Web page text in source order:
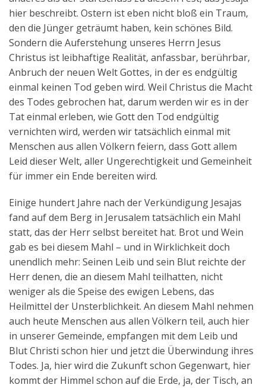
hier beschreibt. Ostern ist eben nicht bloß ein Traum,
den die Jünger geträumt haben, kein schönes Bild.
Sondern die Auferstehung unseres Herrn Jesus
Christus ist leibhaftige Realität, anfassbar, berührbar,
Anbruch der neuen Welt Gottes, in der es endgültig
einmal keinen Tod geben wird. Weil Christus die Macht
des Todes gebrochen hat, darum werden wir es in der
Tat einmal erleben, wie Gott den Tod endgültig
vernichten wird, werden wir tatsächlich einmal mit
Menschen aus allen Völkern feiern, dass Gott allem
Leid dieser Welt, aller Ungerechtigkeit und Gemeinheit
für immer ein Ende bereiten wird.
Einige hundert Jahre nach der Verkündigung Jesajas
fand auf dem Berg in Jerusalem tatsächlich ein Mahl
statt, das der Herr selbst bereitet hat. Brot und Wein
gab es bei diesem Mahl – und in Wirklichkeit doch
unendlich mehr: Seinen Leib und sein Blut reichte der
Herr denen, die an diesem Mahl teilhatten, nicht
weniger als die Speise des ewigen Lebens, das
Heilmittel der Unsterblichkeit. An diesem Mahl nehmen
auch heute Menschen aus allen Völkern teil, auch hier
in unserer Gemeinde, empfangen mit dem Leib und
Blut Christi schon hier und jetzt die Überwindung ihres
Todes. Ja, hier wird die Zukunft schon Gegenwart, hier
kommt der Himmel schon auf die Erde, ja, der Tisch, an